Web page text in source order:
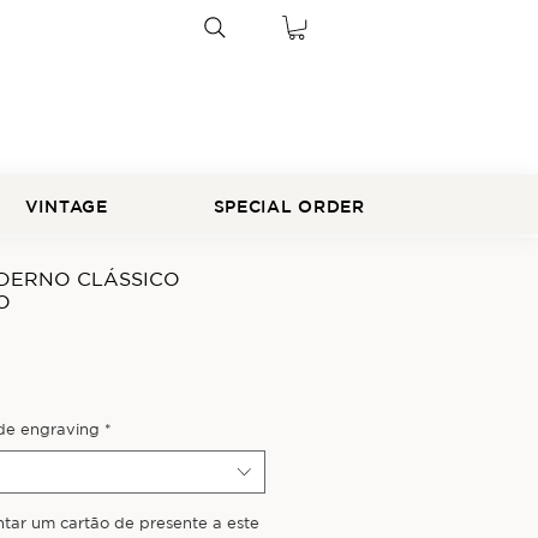
VINTAGE SPECIAL ORDER
CLÁSSICO
engraving *
um cartão de presente a este